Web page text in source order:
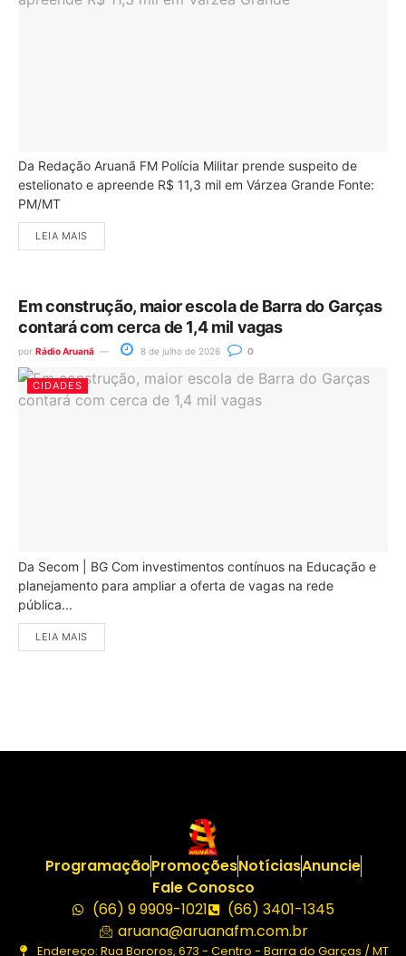
Da Redação Aruanã FM Polícia Militar prende suspeito de
estelionato e apreende R$ 11,3 mil em Várzea Grande Fonte:
PM/MT
LEIA MAIS
Em construção, maior escola de Barra do Garças
contará com cerca de 1,4 mil vagas
por Rádio Aruanã 8 de julho de 2026 0
CIDADES
Da Secom | BG Com investimentos contínuos na Educação e
planejamento para ampliar a oferta de vagas na rede
pública...
LEIA MAIS
ProgramaçãoPromoçõesNotíciasAnuncie
Fale Conosco
(66) 9 9909-1021
(66) 3401-1345
aruana@aruanafm.com.br
Endereço: Rua Bororos, 673 - Centro - Barra do Garças / MT